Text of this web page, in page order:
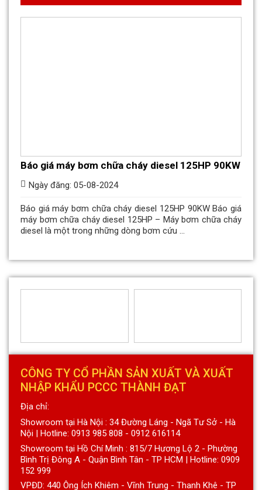
Báo giá máy bơm chữa cháy diesel 125HP 90KW
Ngày đăng: 05-08-2024
Báo giá máy bơm chữa cháy diesel 125HP 90KW Báo giá
máy bơm chữa cháy diesel 125HP – Máy bơm chữa cháy
diesel là một trong những dòng bơm cứu ...
CÔNG TY CỔ PHẦN SẢN XUẤT VÀ XUẤT
NHẬP KHẨU PCCC THÀNH ĐẠT
Địa chỉ:
Showroom tại Hà Nội : 34 Đường Láng - Ngã Tư Sở - Hà
Nội | Hotline: 0913 985 808 - 0912 616114
Showroom tại Hồ Chí Minh : 815/7 Hương Lộ 2 - Phường
Bình Trị Đông A - Quận Bình Tân - TP HCM | Hotline: 0909
152 999
VPĐD: 440 Ông Ích Khiêm - Vĩnh Trung - Thanh Khê - TP